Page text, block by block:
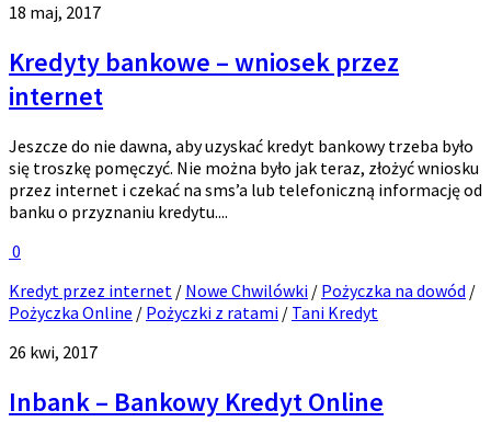
18 maj, 2017
Kredyty bankowe – wniosek przez
internet
Jeszcze do nie dawna, aby uzyskać kredyt bankowy trzeba było
się troszkę pomęczyć. Nie można było jak teraz, złożyć wniosku
przez internet i czekać na sms’a lub telefoniczną informację od
banku o przyznaniu kredytu....
0
Kredyt przez internet / Nowe Chwilówki / Pożyczka na dowód /
Pożyczka Online / Pożyczki z ratami / Tani Kredyt
26 kwi, 2017
Inbank – Bankowy Kredyt Online